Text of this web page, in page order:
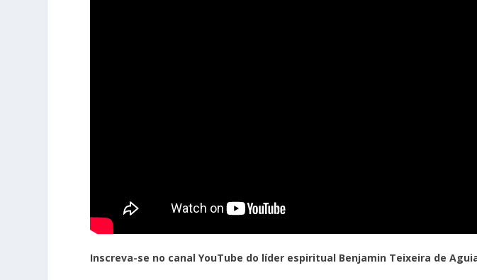
Inscreva-se no canal YouTube do líder espiritual Benjamin Teixeira de